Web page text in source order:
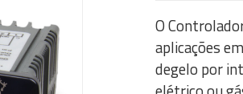
O
aplicações
degelo por